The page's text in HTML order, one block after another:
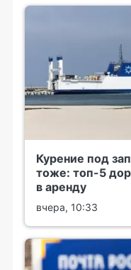
Курение под
тоже: топ-5
в аренду
вчера, 10:33